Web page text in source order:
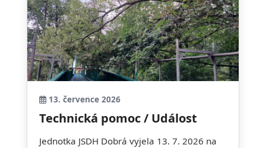
13. července 2026
Technická pomoc / Událost
Jednotka JSDH Dobrá vyjela 13. 7. 2026 na